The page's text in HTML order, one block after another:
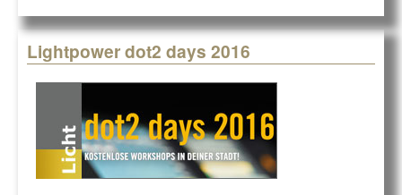
Lightpower dot2 days 2016